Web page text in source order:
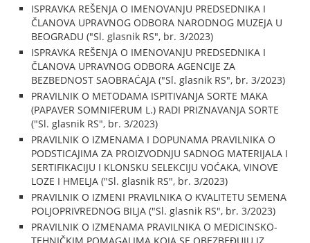
ISPRAVKA REŠENJA O IMENOVANJU PREDSEDNIKA I
ČLANOVA UPRAVNOG ODBORA NARODNOG MUZEJA U
BEOGRADU ("Sl. glasnik RS", br. 3/2023)
ISPRAVKA REŠENJA O IMENOVANJU PREDSEDNIKA I
ČLANOVA UPRAVNOG ODBORA AGENCIJE ZA
BEZBEDNOST SAOBRAĆAJA ("Sl. glasnik RS", br. 3/2023)
PRAVILNIK O METODAMA ISPITIVANJA SORTE MAKA
(PAPAVER SOMNIFERUM L.) RADI PRIZNAVANJA SORTE
("Sl. glasnik RS", br. 3/2023)
PRAVILNIK O IZMENAMA I DOPUNAMA PRAVILNIKA O
PODSTICAJIMA ZA PROIZVODNJU SADNOG MATERIJALA I
SERTIFIKACIJU I KLONSKU SELEKCIJU VOĆAKA, VINOVE
LOZE I HMELJA ("Sl. glasnik RS", br. 3/2023)
PRAVILNIK O IZMENI PRAVILNIKA O KVALITETU SEMENA
POLJOPRIVREDNOG BILJA ("Sl. glasnik RS", br. 3/2023)
PRAVILNIK O IZMENAMA PRAVILNIKA O MEDICINSKO-